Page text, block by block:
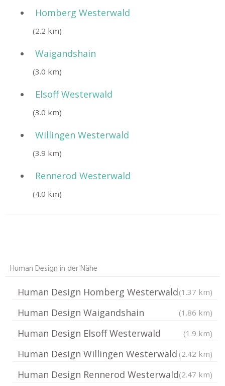
Homberg Westerwald
(2.2 km)
Waigandshain
(3.0 km)
Elsoff Westerwald
(3.0 km)
Willingen Westerwald
(3.9 km)
Rennerod Westerwald
(4.0 km)
Human Design in der Nähe
Human Design Homberg Westerwald(1.37 km)
Human Design Waigandshain (1.86 km)
Human Design Elsoff Westerwald (1.9 km)
Human Design Willingen Westerwald (2.42 km)
Human Design Rennerod Westerwald(2.47 km)